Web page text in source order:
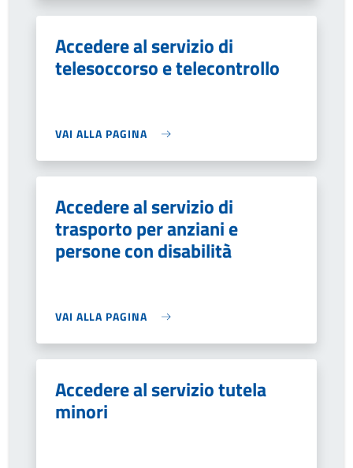
Accedere al servizio di
telesoccorso e telecontrollo
VAI ALLA PAGINA
Accedere al servizio di
trasporto per anziani e
persone con disabilità
VAI ALLA PAGINA
Accedere al servizio tutela
minori